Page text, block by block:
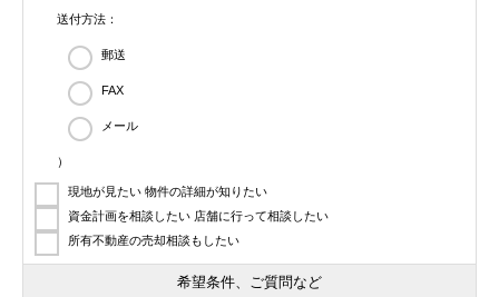
送付方法：
郵送
FAX
メール
）
現地が見たい 物件の詳細が知りたい
資金計画を相談したい 店舗に行って相談したい
所有不動産の売却相談もしたい
希望条件、ご質問など